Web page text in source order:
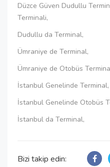
Düzce Güven Dudullu
Terminali,
Dudullu da Terminal,
Ümraniye de Terminal,
Ümraniye de Otobüs
İstanbul Genelinde Terminal,
İstanbul Genelinde Otobüs
İstanbul da Terminal,
Bizi takip edin: